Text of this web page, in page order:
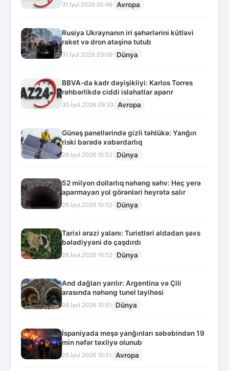
31.İyul.2026 05:46 Avropa
Rusiya Ukraynanın iri şəhərlərini kütləvi
raket və dron atəşinə tutub
31.İyul.2026 03:09 Dünya
BBVA-da kadr dəyişikliyi: Karlos Torres
rəhbərlikdə ciddi islahatlar aparır
30.İyul.2026 09:33 Avropa
Günəş panellərində gizli təhlükə: Yanğın
riski barədə xəbərdarlıq
26.İyul.2026 10:52 Dünya
52 milyon dollarlıq nəhəng səhv: Heç yerə
aparmayan yol görənləri heyrətə salır
26.İyul.2026 10:52 Dünya
Tarixi ərazi yalanı: Turistləri aldadan şəxs
bələdiyyəni də çaşdırdı
26.İyul.2026 10:52 Dünya
And dağları yarılır: Argentina və Çili
arasında nəhəng tunel layihəsi
26.İyul.2026 10:51 Dünya
İspaniyada meşə yanğınları səbəbindən 19
min nəfər təxliyə olunub
26.İyul.2026 10:51 Avropa